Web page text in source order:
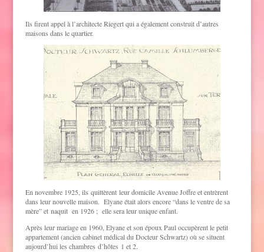
Ils firent appel à l’architecte Riegert qui a également construit d’autres
maisons dans le quartier.
En novembre 1925, ils quittèrent leur domicile Avenue Joffre et entrèrent
dans leur nouvelle maison. Elyane était alors encore “dans le ventre de sa
mère” et naquit en 1926 ; elle sera leur unique enfant.
Après leur mariage en 1960, Elyane et son époux Paul occupèrent le petit
appartement (ancien cabinet médical du Docteur Schwartz) où se situent
aujourd’hui les chambres d’hôtes 1 et 2.